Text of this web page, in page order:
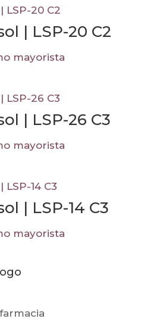
| LSP-20 C2
mayorista
| LSP-26 C3
mayorista
| LSP-14 C3
mayorista